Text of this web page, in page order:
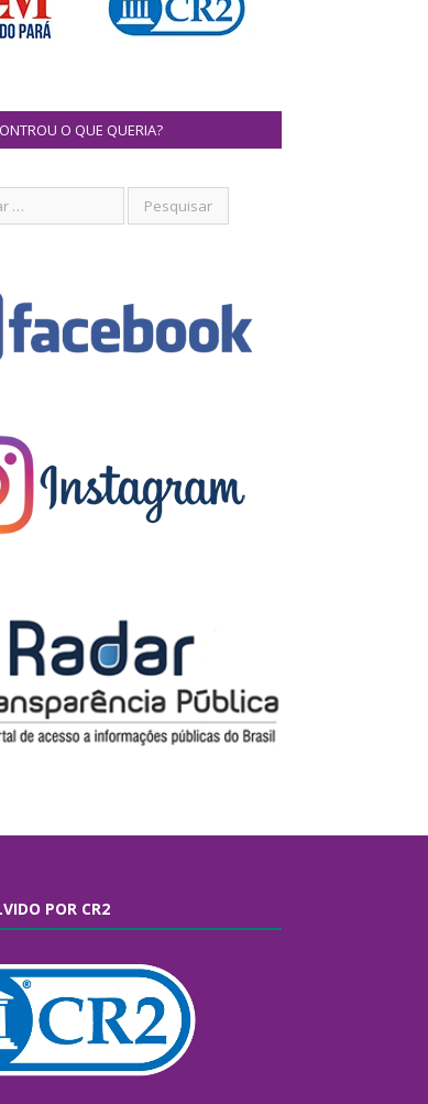
O QUE QUERIA?
POR CR2